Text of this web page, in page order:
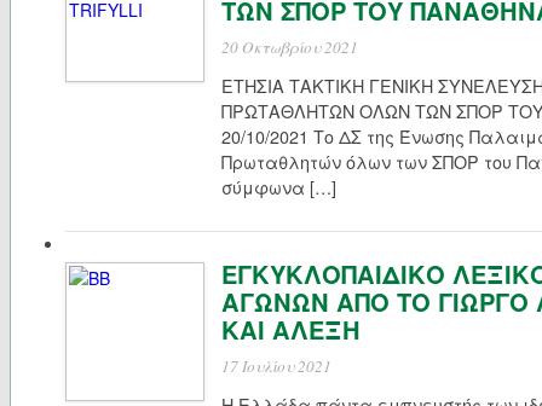
ΤΩΝ ΣΠΟΡ ΤΟΥ
20 Οκτωβρίου 2021
ΕΤΗΣΙΑ ΤΑΚΤΙΚΗ ΓΕΝΙΚΗ
ΠΡΩΤΑΘΛΗΤΩΝ ΟΛΩΝ ΤΩΝ ΣΠΟΡ
20/10/2021 Το ΔΣ της Ένωσης
Πρωταθλητών όλων των ΣΠΟΡ του
σύμφωνα […]
ΕΓΚΥΚΛΟΠΑΙΔΙΚΟ
ΑΓΩΝΩΝ ΑΠΟ ΤΟ ΓΙΩΡΓΟ
ΚΑΙ ΑΛΕΞΗ
17 Ιουλίου 2021